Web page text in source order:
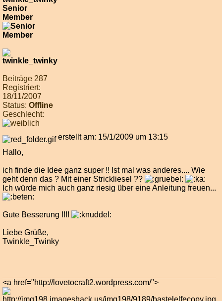
Senior
Member
Beiträge 287
Registriert:
18/11/2007
Status: Offline
Geschlecht:
erstellt am: 15/1/2009 um 13:15
Hallo,
ich finde die Idee ganz super !! Ist mal was anderes.... Wie
geht denn das ? Mit einer Strickliesel ??
Ich würde mich auch ganz riesig über eine Anleitung freuen...
Gute Besserung !!!!
Liebe Grüße,
Twinkle_Twinky
<a href="http://lovetocraft2.wordpress.com/">